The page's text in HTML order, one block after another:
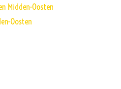
Midden-Oosten
Oosten